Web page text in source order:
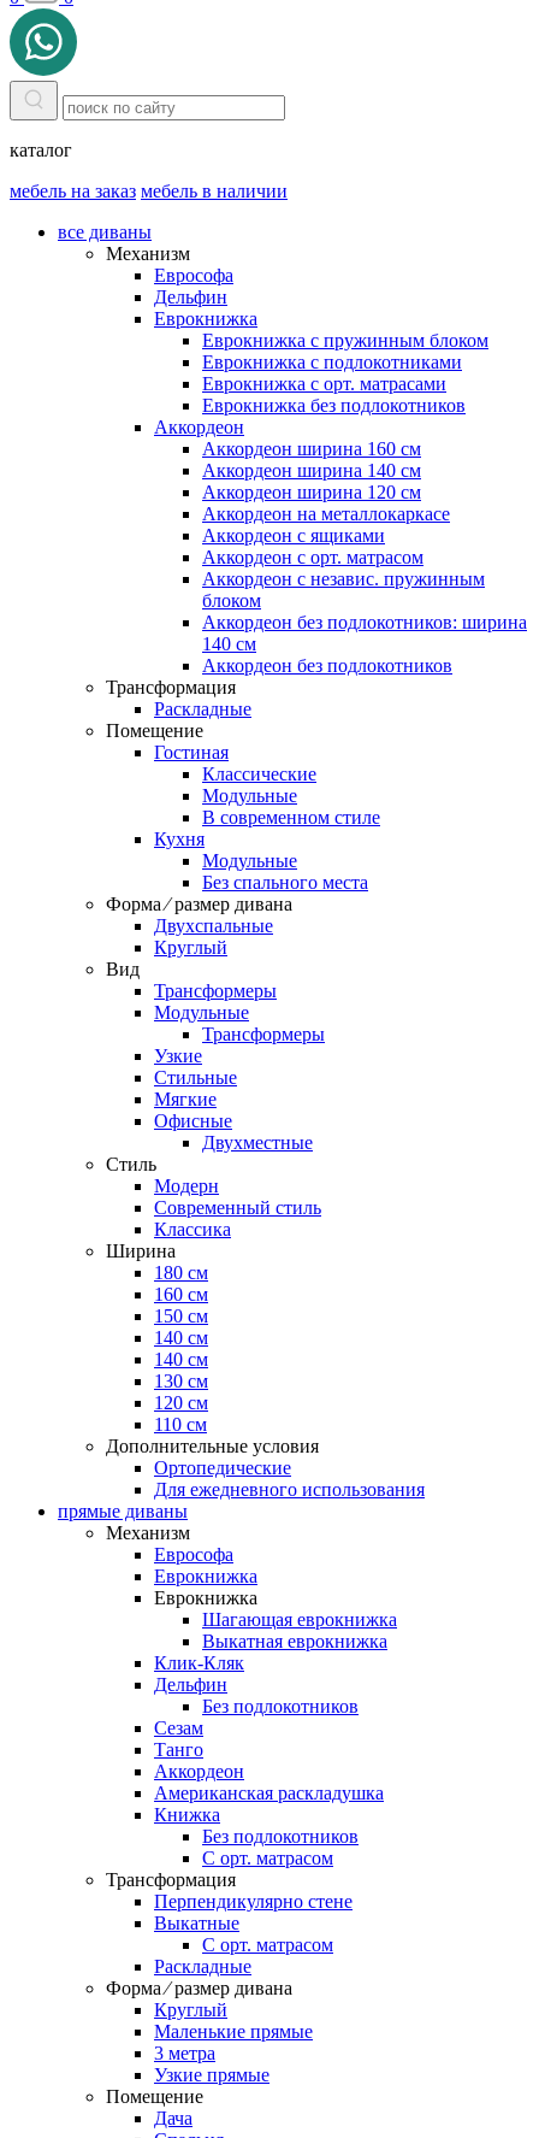
каталог
мебель на заказ мебель в наличии
все диваны
Механизм
Еврософа
Дельфин
Еврокнижка
Еврокнижка с пружинным блоком
Еврокнижка с подлокотниками
Еврокнижка с орт. матрасами
Еврокнижка без подлокотников
Аккордеон
Аккордеон ширина 160 см
Аккордеон ширина 140 см
Аккордеон ширина 120 см
Аккордеон на металлокаркасе
Аккордеон c ящиками
Аккордеон c орт. матрасом
Аккордеон c независ. пружинным
блоком
Аккордеон без подлокотников: ширина
140 см
Аккордеон без подлокотников
Трансформация
Раскладные
Помещение
Гостиная
Классические
Модульные
В современном стиле
Кухня
Модульные
Без спального места
Форма ⁄ размер дивана
Двухспальные
Круглый
Вид
Трансформеры
Модульные
Трансформеры
Узкие
Стильные
Мягкие
Офисные
Двухместные
Стиль
Модерн
Современный стиль
Классика
Ширина
180 см
160 см
150 см
140 см
140 см
130 см
120 см
110 см
Дополнительные условия
Ортопедические
Для ежедневного использования
прямые диваны
Механизм
Еврософа
Еврокнижка
Еврокнижка
Шагающая еврокнижка
Выкатная еврокнижка
Клик-Кляк
Дельфин
Без подлокотников
Сезам
Танго
Аккордеон
Американская раскладушка
Книжка
Без подлокотников
С орт. матрасом
Трансформация
Перпендикулярно стене
Выкатные
С орт. матрасом
Раскладные
Форма ⁄ размер дивана
Круглый
Маленькие прямые
3 метра
Узкие прямые
Помещение
Дача